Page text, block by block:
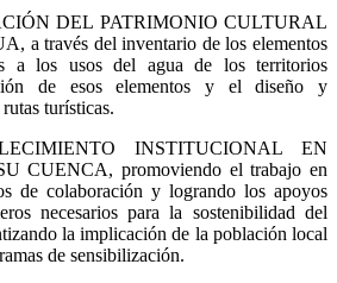
DEL PATRIMONIO CULTURAL
a través del inventario de los elementos
a los usos del agua de los territorios
de esos elementos y el diseño y
turísticas.
INSTITUCIONAL EN
CUENCA, promoviendo el trabajo en
de colaboración y logrando los apoyos
necesarios para la sostenibilidad del
la implicación de la población local
de sensibilización.